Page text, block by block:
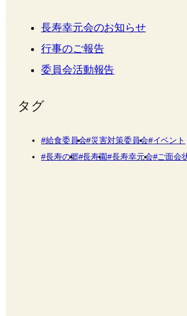
長寿幸元会のお知らせ
行事のご報告
委員会活動報告
タグ
給食委員会 災害対策委員会 イベント
長寿の郷 長寿園 長寿幸元会 ご面会